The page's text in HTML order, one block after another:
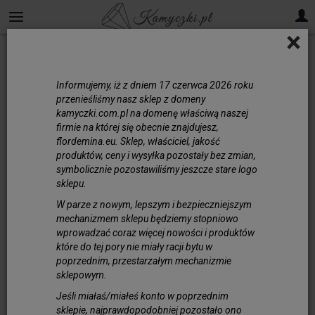
×
Informujemy, iż z dniem 17 czerwca 2026 roku
przenieśliśmy nasz sklep z domeny
kamyczki.com.pl na domenę właściwą naszej
firmie na której się obecnie znajdujesz,
flordemina.eu. Sklep, właściciel, jakość
produktów, ceny i wysyłka pozostały bez zmian,
symbolicznie pozostawiliśmy jeszcze stare logo
sklepu.
W parze z nowym, lepszym i bezpieczniejszym
mechanizmem sklepu będziemy stopniowo
wprowadzać coraz więcej nowości i produktów
które do tej pory nie miały racji bytu w
poprzednim, przestarzałym mechanizmie
sklepowym.
Jeśli miałaś/miałeś konto w poprzednim
sklepie, najprawdopodobniej pozostało ono